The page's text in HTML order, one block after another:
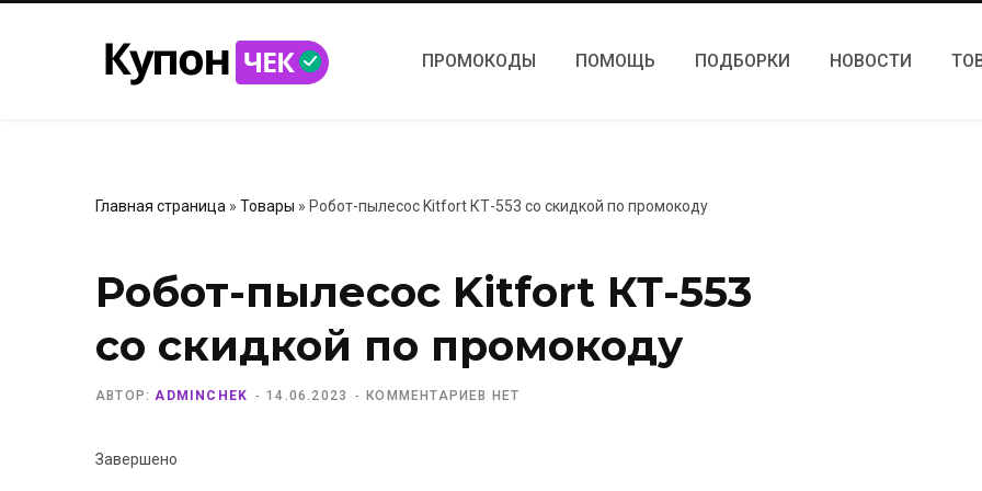
ПРОМОКОДЫ ПОМОЩЬ ПОДБОРКИ НОВОСТИ
Главная страница » Товары » Робот-пылесос Kitfort КТ-553 со скидкой по промокоду
Робот-пылесос Kitfort КТ-553
со скидкой по промокоду
АВТОР: ADMINCHEK 14.06.2023 КОММЕНТАРИЕВ НЕТ
Завершено